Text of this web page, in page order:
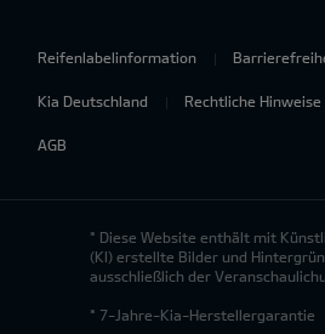
Reifenlabelinformation
Kia Deutschland Rechtliche Hinweise
AGB
* Diese Website enthält mit
(KI) erstellte Bilder und
ausschließlich der
* 7-Jahre-Kia-Herstellergarantie